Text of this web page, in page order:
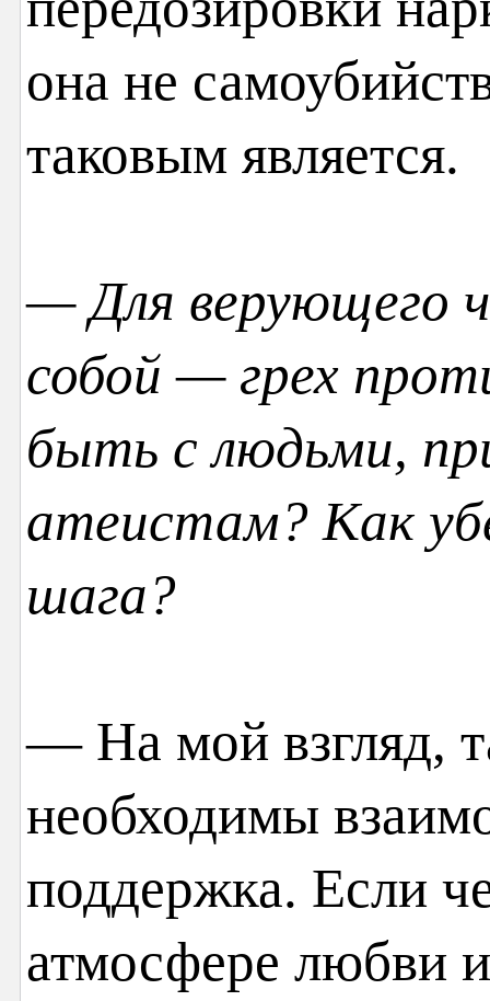
она не
таковым является.
— Для верующего
собой — грех
быть с людьми,
атеистам? Как
шага?
— На мой взгляд,
необходимы
поддержка. Если
атмосфере любви